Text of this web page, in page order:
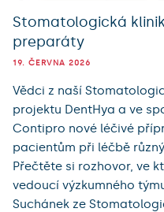
Stomatologická
preparáty
19. ČERVNA 2026
Vědci z naší
projektu DentHya a ve
Contipro nové léčivé
pacientům při léčbě
Přečtěte si rozhovor, ve
vedoucí výzkumného
Suchánek ze